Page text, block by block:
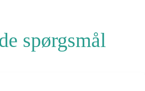
spørgsmål